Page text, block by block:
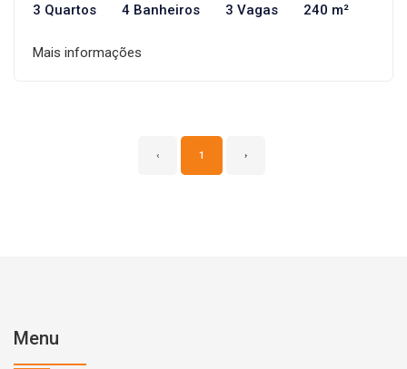
3 Quartos 4 Banheiros 3 Vagas 240 m²
Mais informações
‹ 1 ›
Menu